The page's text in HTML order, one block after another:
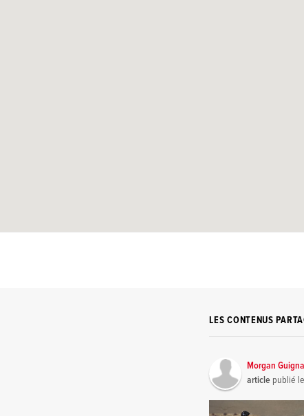
LES CONTENUS
Morgan
article publié